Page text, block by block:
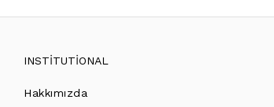
INSTİTUTİONAL
Hakkımızda